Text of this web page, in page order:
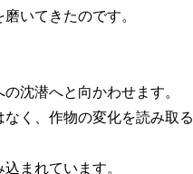
いてきたのです。
沈潜へと向かわせます。
く、作物の変化を読み取る
まれています。